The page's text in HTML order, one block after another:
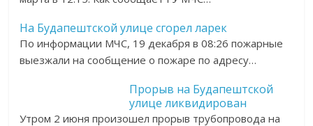
На Будапештской улице сгорел ларек
По информации МЧС, 19 декабря в 08:26 пожарные
выезжали на сообщение о пожаре по адресу…
Прорыв на Будапештской
улице ликвидирован
Утром 2 июня произошел прорыв трубопровода на